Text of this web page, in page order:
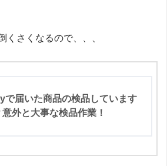
くさくなるので、、、
で届いた商品の検品しています
外と大事な検品作業！